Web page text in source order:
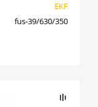
EKF
fus-39/630/350